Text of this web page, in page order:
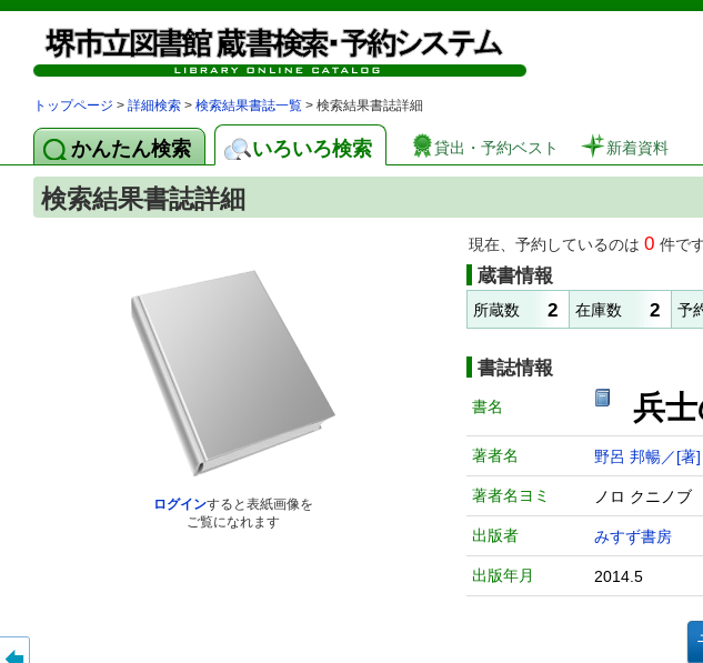
図書館 蔵書検索・予約
トップページ > 詳細検索 > 検索結果書誌一覧 > 検索結果書誌詳細
かんたん検索 いろいろ検索 貸出・予約ベスト 新着資料
検索結果書誌詳細
ログインすると表紙画像を
ご覧になれます
現在、予約しているのは 0 件です
蔵書情報
所蔵数 2 在庫数 2 予
書誌情報
書名 兵
著者名 野呂 邦暢／[著]
著者名ヨミ ノロ クニノブ
出版者 みすず書房
出版年月 2014.5